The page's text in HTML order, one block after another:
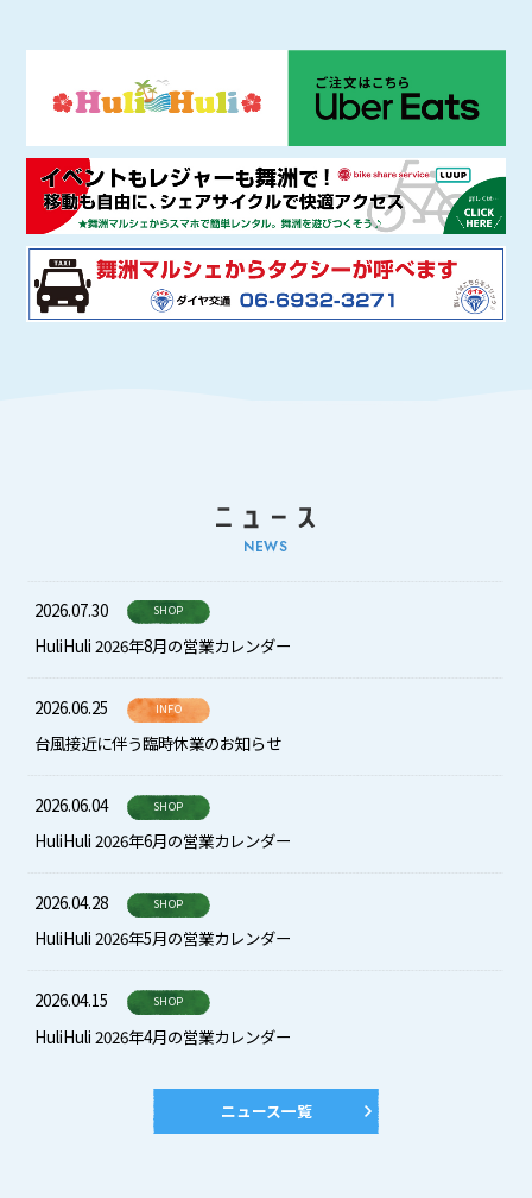
NEWS
2026.07.30 SHOP
HuliHuli 2026年8月の営業カレンダー
2026.06.25 INFO
台風接近に伴う臨時休業のお知らせ
2026.06.04 SHOP
HuliHuli 2026年6月の営業カレンダー
2026.04.28 SHOP
HuliHuli 2026年5月の営業カレンダー
2026.04.15 SHOP
HuliHuli 2026年4月の営業カレンダー
ニュース一覧